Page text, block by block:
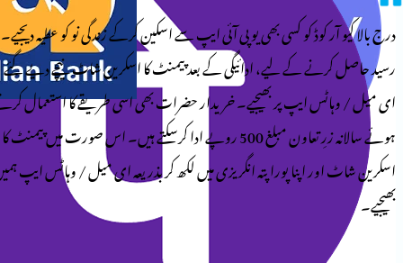
کو کسی بھی یو پی آئی ایپ سے اسکین کرکے زندگی نو کو عطیہ دیجیے۔
لیے، ادائیگی کے بعد پیمنٹ کا اسکرین شاٹ نیچے دیے گئے
پر بھیجیے۔ خریدار حضرات بھی اسی طریقے کا استعمال کرتے
ہوئے سالانہ زرِ تعاون مبلغ 500 روپے ادا کرسکتے ہیں۔ اس صورت میں پیمنٹ کا
پورا پتہ انگریزی میں لکھ کر بذریعہ ای میل / وہاٹس ایپ ہمیں